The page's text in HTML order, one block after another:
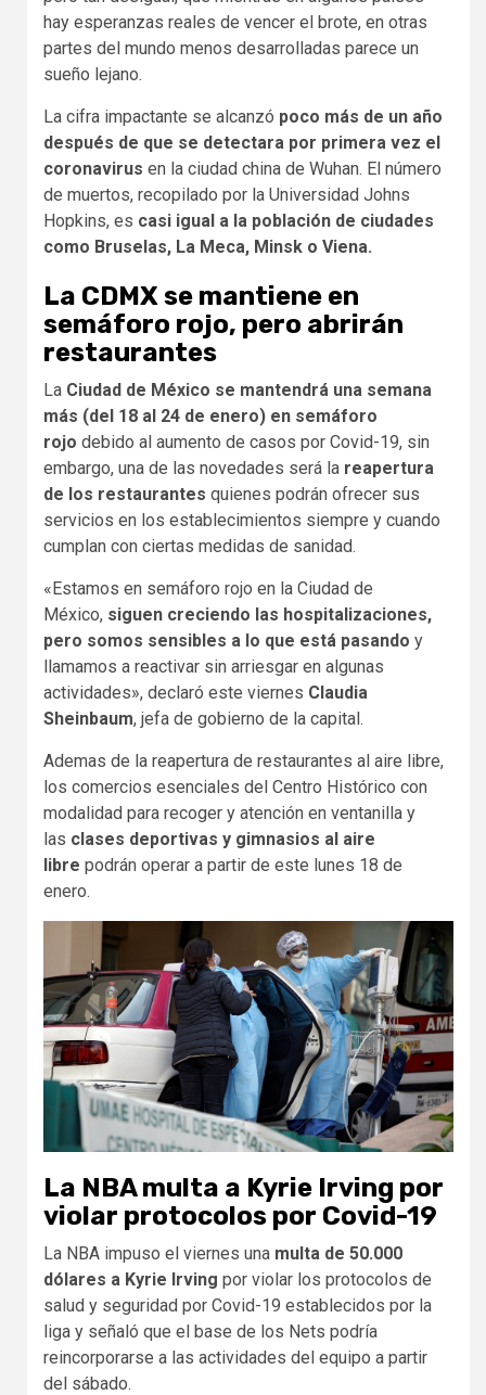
hay esperanzas reales de vencer el brote, en otras
partes del mundo menos desarrolladas parece un
sueño lejano.
La cifra impactante se alcanzó poco más de un año
después de que se detectara por primera vez el
coronavirus en la ciudad china de Wuhan. El número
de muertos, recopilado por la Universidad Johns
Hopkins, es casi igual a la población de ciudades
como Bruselas, La Meca, Minsk o Viena.
La CDMX se mantiene en
semáforo rojo, pero abrirán
restaurantes
La Ciudad de México se mantendrá una semana
más (del 18 al 24 de enero) en semáforo
rojo debido al aumento de casos por Covid-19, sin
embargo, una de las novedades será la reapertura
de los restaurantes quienes podrán ofrecer sus
servicios en los establecimientos siempre y cuando
cumplan con ciertas medidas de sanidad.
«Estamos en semáforo rojo en la Ciudad de
México, siguen creciendo las hospitalizaciones,
pero somos sensibles a lo que está pasando y
llamamos a reactivar sin arriesgar en algunas
actividades», declaró este viernes Claudia
Sheinbaum, jefa de gobierno de la capital.
Ademas de la reapertura de restaurantes al aire libre,
los comercios esenciales del Centro Histórico con
modalidad para recoger y atención en ventanilla y
las clases deportivas y gimnasios al aire
libre podrán operar a partir de este lunes 18 de
enero.
La NBA multa a Kyrie Irving por
violar protocolos por Covid-19
La NBA impuso el viernes una multa de 50.000
dólares a Kyrie Irving por violar los protocolos de
salud y seguridad por Covid-19 establecidos por la
liga y señaló que el base de los Nets podría
reincorporarse a las actividades del equipo a partir
del sábado.